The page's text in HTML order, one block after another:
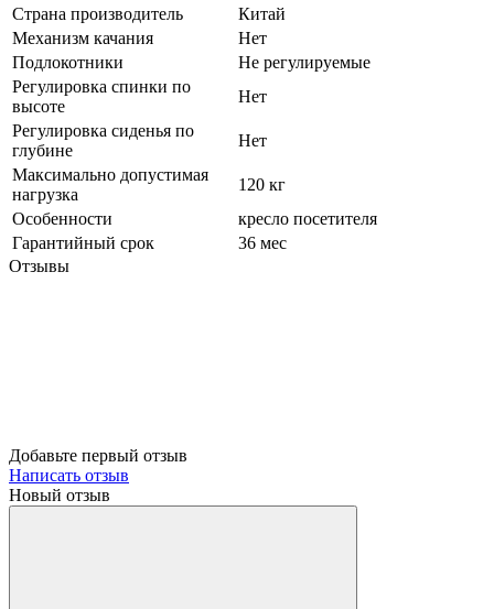
Страна производитель
Китай
Механизм качания
Нет
Подлокотники
Не регулируемые
Регулировка спинки по
высоте
Нет
Регулировка сиденья по
глубине
Нет
Максимально допустимая
нагрузка
120 кг
Особенности
кресло посетителя
Гарантийный срок
36 мес
Отзывы
Добавьте первый отзыв
Написать отзыв
Новый отзыв